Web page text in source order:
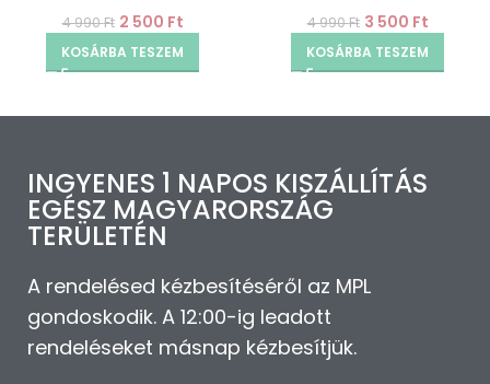
4 990Ft 2 500 Ft
KOSÁRBA TESZEM
4 990Ft 3 500 Ft
KOSÁRBA TESZEM
INGYENES 1 NAPOS KISZÁLLÍTÁS
EGÉSZ MAGYARORSZÁG
TERÜLETÉN
A rendelésed kézbesítéséről az MPL
gondoskodik. A 12:00-ig leadott
rendeléseket másnap kézbesítjük.